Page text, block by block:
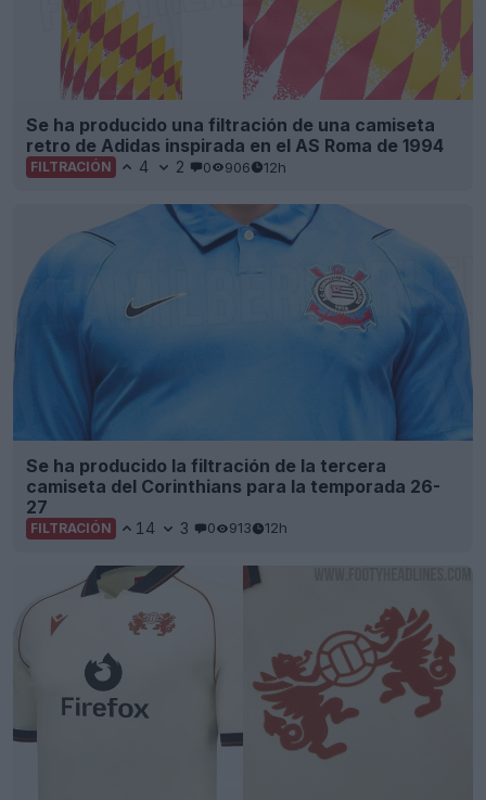
Se ha producido una filtración de una camiseta
retro de Adidas inspirada en el AS Roma de 1994
FILTRACIÓN 4 2 0 906 12h
Se ha producido la filtración de la tercera
camiseta del Corinthians para la temporada 26-
27
FILTRACIÓN 14 3 0 913 12h